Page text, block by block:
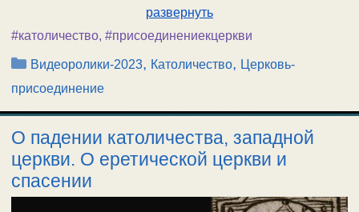
развернуть
#католичество, #присоединениекцеркви
Рубрики
Видеоролики-2023, Католичество, Церковь-
присоединение
О падении католичества, западной
церкви. О еретической церкви и
спасении